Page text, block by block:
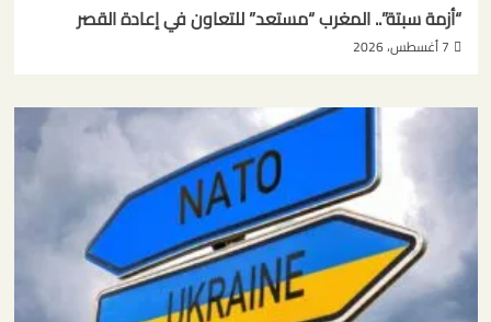
“أزمة سبتة”.. المغرب “مستعد” للتعاون في إعادة القصر
7 أغسطس، 2026